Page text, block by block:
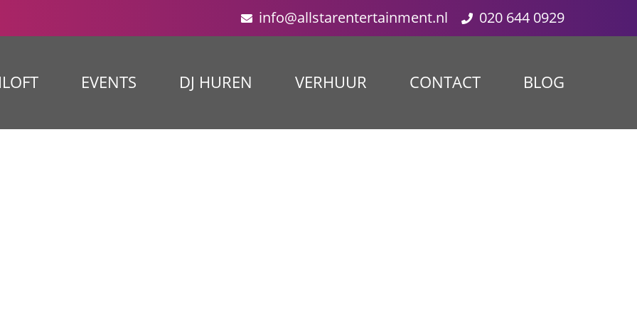
info@allstarentertainment.nl 020 644 0929
EVENTS DJ HUREN VERHUUR CONTACT BLOG